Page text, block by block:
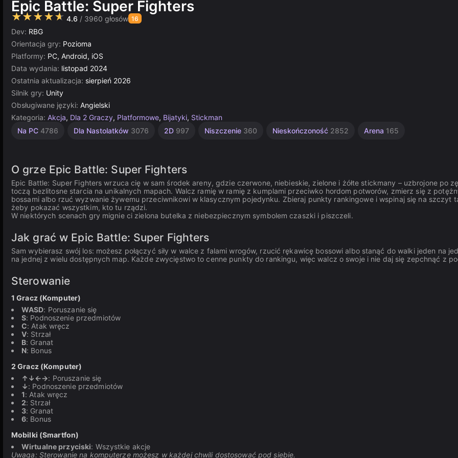
Epic Battle: Super Fighters
★★★★★ 4.6 / 3960 głosów 16
Dev: RBG
Orientacja gry: Pozioma
Platformy: PC, Android, iOS
Data wydania: listopad 2024
Ostatnia aktualizacja: sierpień 2026
Silnik gry: Unity
Obsługiwane języki: Angielski
Kategoria: Akcja, Dla 2 Graczy, Platformowe, Bijatyki, Stickman
Na PC 4786 Dla Nastolatków 3076 2D 997 Niszczenie 360 Nieskończoność 2852 Arena 165
Zderzenia
Walki
Miecz
Zręcznościowe
Komputerowe
Indie
Unity
O grze Epic Battle: Super Fighters
Epic Battle: Super Fighters wrzuca cię w sam środek areny, gdzie czerwone, niebieskie, zielone i żółte stickmany – uzbrojone po
toczą bezlitosne starcia na unikalnych mapach. Walcz ramię w ramię z kumplami przeciwko hordom potworów, zmierz się z
bossami albo rzuć wyzwanie żywemu przeciwnikowi w klasycznym pojedynku. Zbieraj punkty rankingowe i wspinaj się na szczyt
żeby pokazać wszystkim, kto tu rządzi.
W niektórych scenach gry mignie ci zielona butelka z niebezpiecznym symbolem czaszki i piszczeli.
Jak grać w Epic Battle: Super Fighters
Sam wybierasz swój los: możesz połączyć siły w walce z falami wrogów, rzucić rękawicę bossowi albo stanąć do walki jeden na
na jednej z wielu dostępnych map. Każde zwycięstwo to cenne punkty do rankingu, więc walcz o swoje i nie daj się zepchnąć z
Sterowanie
1 Gracz (Komputer)
WASD: Poruszanie się
S: Podnoszenie przedmiotów
C: Atak wręcz
V: Strzał
B: Granat
N: Bonus
2 Gracz (Komputer)
↑↓←→: Poruszanie się
↓: Podnoszenie przedmiotów
1: Atak wręcz
2: Strzał
3: Granat
6: Bonus
Mobilki (Smartfon)
Wirtualne przyciski: Wszystkie akcje
Uwaga: Sterowanie na komputerze możesz w każdej chwili dostosować pod siebie.